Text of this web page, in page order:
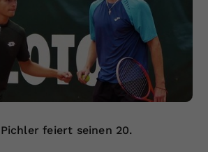
feiert seinen 20.